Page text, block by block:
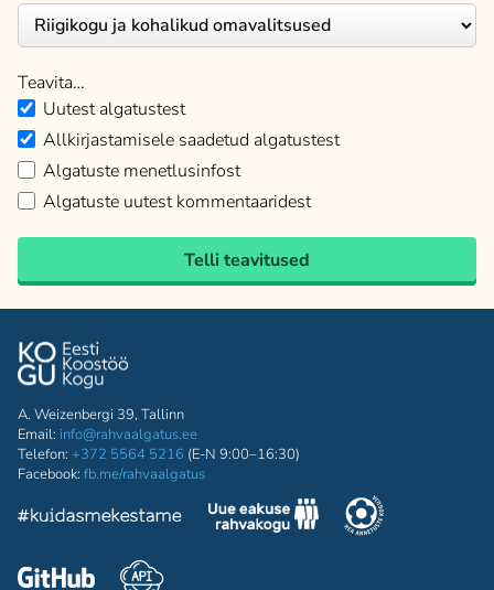
Teavita…
Uutest algatustest
Allkirjastamisele saadetud algatustest
Algatuste menetlusinfost
Algatuste uutest kommentaaridest
Telli teavitused
A. Weizenbergi 39, Tallinn
Email: info@rahvaalgatus.ee
Telefon: +372 5564 5216 (E-N 9:00–16:30)
Facebook: fb.me/rahvaalgatus